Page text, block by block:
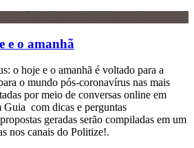
e o amanhã
o hoje e o amanhã é voltado para a
o mundo pós-coronavírus nas mais
por meio de conversas online em
Guia com dicas e perguntas
geradas serão compiladas em um
nos canais do Politize!.